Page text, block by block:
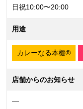
日祝10:00〜20:00
用途
カレーなる本棚®
店舗からのお知らせ
—